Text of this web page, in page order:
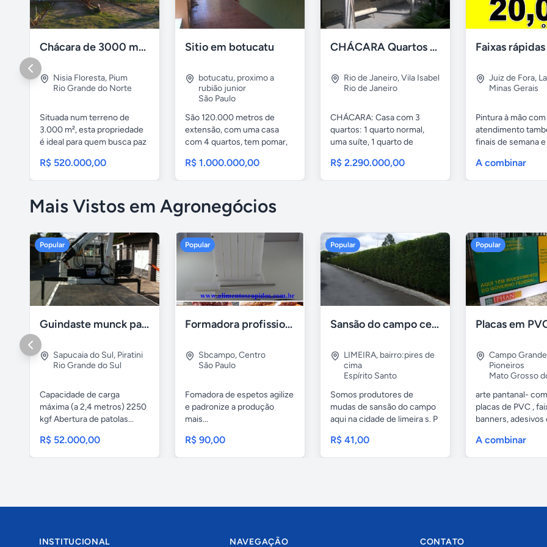
Chácara de 3000 m² com Casa Duplex Geminada em Pium/RN
Nisia Floresta, Pium
Rio Grande do Norte
Situada num terreno de
3.000 m², esta propriedade
é ideal para quem busca paz
R$ 520.000,00
Sitio em botucatu
botucatu, proximo a
rubião junior
São Paulo
São 120.000 metros de
extensão, com uma casa
com 4 quartos, tem pomar,
R$ 1.000.000,00
CHÁCARA Quartos Suíte Árvores Frutíferas, "É Ver e Comprar".
Rio de Janeiro,Vila Isabel
Rio de Janeiro
CHÁCARA: Casa com 3
quartos: 1 quarto normal,
uma suíte, 1 quarto de
R$ 2.290.000,00
Juiz de Fora,
Minas Gerais
Pintura à mão com
atendimento
finais de semana
A combinar
Mais Vistos em Agronegócios
Popular
Guindaste munck para 2 toneladas
Sapucaia do Sul, Piratini
Rio Grande do Sul
Capacidade de carga
máxima (a 2,4 metros) 2250
kgf Abertura de patolas...
R$ 52.000,00
Popular
Formadora profissional carne
Sbcampo,Centro
São Paulo
Fomadora de espetos agilize
e padronize a produção
mais...
R$ 90,00
Popular
Sansão do campo cerca viva por 0,65 á muda
LIMEIRA, bairro:pires de
cima
Espírito Santo
Somos produtores de
mudas de sansão do campo
aqui na cidade de limeira s. P
R$ 41,00
Popular
Campo Grande
Pioneiros
Mato Grosso
arte pantanal-
placas de PVC ,
banners, adesivos
A combinar
INSTITUCIONAL NAVEGAÇÃO CONTATO